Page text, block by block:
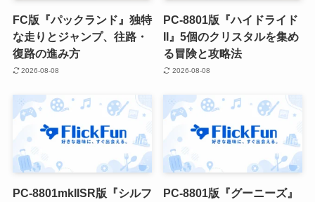
FC版『パックランド』独特
な走りとジャンプ、往路・
復路の進み方
2026-08-08
PC-8801版『ハイドライド
II』5個のクリスタルを集め
る冒険と攻略法
2026-08-08
PC-8801mkIISR版『シルフ
PC-8801版『グーニーズ』